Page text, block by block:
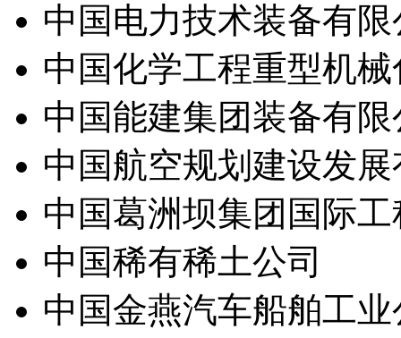
中国电力技术装备有限
中国化学工程重型机
中国能建集团装备有限
中国航空规划建设发
中国葛洲坝集团国际
中国稀有稀土公司
中国金燕汽车船舶工业